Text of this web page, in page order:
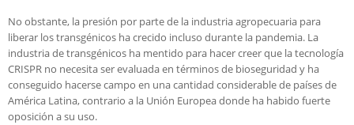
No obstante, la presión por parte de la industria agropecuaria para
liberar los transgénicos ha crecido incluso durante la pandemia. La
industria de transgénicos ha mentido para hacer creer que la tecnología
CRISPR no necesita ser evaluada en términos de bioseguridad y ha
conseguido hacerse campo en una cantidad considerable de países de
América Latina, contrario a la Unión Europea donde ha habido fuerte
oposición a su uso.